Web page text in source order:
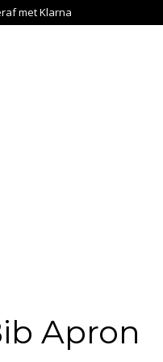
met Klarna
Apron